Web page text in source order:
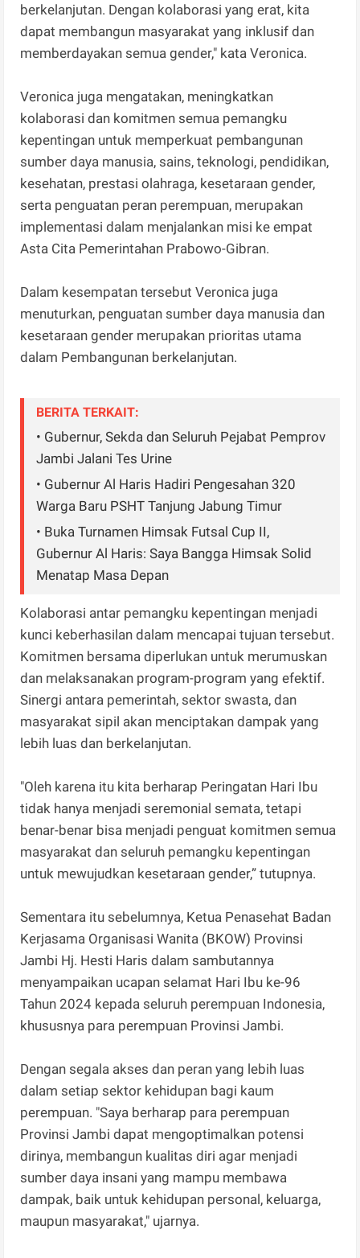
berkelanjutan. Dengan kolaborasi yang erat, kita
dapat membangun masyarakat yang inklusif dan
memberdayakan semua gender," kata Veronica.
Veronica juga mengatakan, meningkatkan
kolaborasi dan komitmen semua pemangku
kepentingan untuk memperkuat pembangunan
sumber daya manusia, sains, teknologi, pendidikan,
kesehatan, prestasi olahraga, kesetaraan gender,
serta penguatan peran perempuan, merupakan
implementasi dalam menjalankan misi ke empat
Asta Cita Pemerintahan Prabowo-Gibran.
Dalam kesempatan tersebut Veronica juga
menuturkan, penguatan sumber daya manusia dan
kesetaraan gender merupakan prioritas utama
dalam Pembangunan berkelanjutan.
BERITA TERKAIT:
• Gubernur, Sekda dan Seluruh Pejabat Pemprov
Jambi Jalani Tes Urine
• Gubernur Al Haris Hadiri Pengesahan 320
Warga Baru PSHT Tanjung Jabung Timur
• Buka Turnamen Himsak Futsal Cup II,
Gubernur Al Haris: Saya Bangga Himsak Solid
Menatap Masa Depan
Kolaborasi antar pemangku kepentingan menjadi
kunci keberhasilan dalam mencapai tujuan tersebut.
Komitmen bersama diperlukan untuk merumuskan
dan melaksanakan program-program yang efektif.
Sinergi antara pemerintah, sektor swasta, dan
masyarakat sipil akan menciptakan dampak yang
lebih luas dan berkelanjutan.
"Oleh karena itu kita berharap Peringatan Hari Ibu
tidak hanya menjadi seremonial semata, tetapi
benar-benar bisa menjadi penguat komitmen semua
masyarakat dan seluruh pemangku kepentingan
untuk mewujudkan kesetaraan gender,” tutupnya.
Sementara itu sebelumnya, Ketua Penasehat Badan
Kerjasama Organisasi Wanita (BKOW) Provinsi
Jambi Hj. Hesti Haris dalam sambutannya
menyampaikan ucapan selamat Hari Ibu ke-96
Tahun 2024 kepada seluruh perempuan Indonesia,
khususnya para perempuan Provinsi Jambi.
Dengan segala akses dan peran yang lebih luas
dalam setiap sektor kehidupan bagi kaum
perempuan. "Saya berharap para perempuan
Provinsi Jambi dapat mengoptimalkan potensi
dirinya, membangun kualitas diri agar menjadi
sumber daya insani yang mampu membawa
dampak, baik untuk kehidupan personal, keluarga,
maupun masyarakat," ujarnya.